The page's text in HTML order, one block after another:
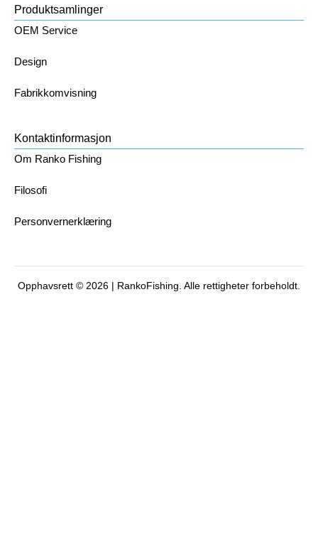
Produktsamlinger
OEM Service
Design
Fabrikkomvisning
Kontaktinformasjon
Om Ranko Fishing
Filosofi
Personvernerklæring
Opphavsrett © 2026 | RankoFishing. Alle rettigheter forbeholdt.